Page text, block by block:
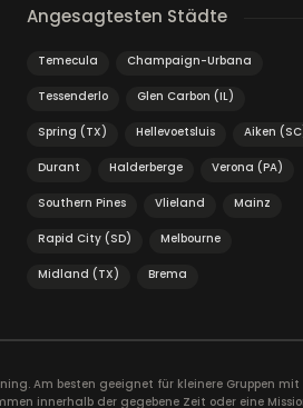
Angesagtesten Städte
Temecula Champaign-Urbana
Tessenderlo Glen Carbon (IL)
Spring (TX) Hellevoetsluis Aiken
Durant Halderberge Verona (PA)
Southern Pines Vlieland Mainz
Rapid City (SD) Melbourne
Midland (TX) Brema
Am besten geeignet für kleinere Gruppen
innerhalb der gegebene Zeit oder eine